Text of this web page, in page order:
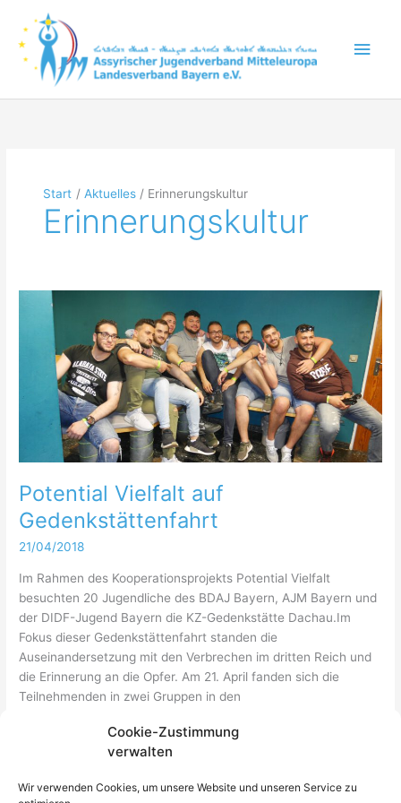
Cookie-Zustimmung
verwalten
Wir verwenden Cookies, um unsere Website und unseren Service zu
Inhalt
springen
Start Aktuelles Erinnerungskultur
Erinnerungskultur
Potential Vielfalt auf
Gedenkstättenfahrt
21/04/2018
Im Rahmen des Kooperationsprojekts Potential Vielfalt
besuchten 20 Jugendliche des BDAJ Bayern, AJM Bayern und
der DIDF-Jugend Bayern die KZ-Gedenkstätte Dachau.Im
Fokus dieser Gedenkstättenfahrt standen die
Auseinandersetzung mit den Verbrechen im dritten Reich und
die Erinnerung an die Opfer. Am 21. April fanden sich die
Teilnehmenden in zwei Gruppen in den
auf